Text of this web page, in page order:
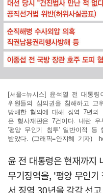
[서울=뉴시스] 윤석열 전 대통
위원들의 심의권을 침해하고 고
방해한 혐의에 대해 징역 7년
은 형사재판은 7건이다. 내란 우
'평양 무인기 침투' 일반이적 등
받았다. (그래픽=안지혜 기자)
윤 전 대통령은 현재까지
무기징역을, '평양 무인
서 징역 30년을 각각 선